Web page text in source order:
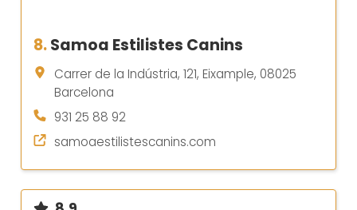
8.Samoa Estilistes Canins
Carrer de la Indústria, 121, Eixample, 08025
Barcelona
931 25 88 92
samoaestilistescanins.com